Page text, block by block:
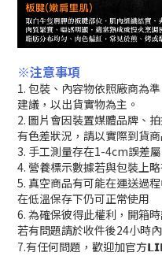
※注意事項
1. 包裝、內容物依照廠商為
建議，以出貨實物為主。
2. 圖片會因裝置媒體品牌、
有色差狀況，請以實際到貨商
3. 手工測量存在1-4cm誤差
4. 營養標示數據若與包裝上
5. 真空商品有可能在運送過
在低溫保存下仍可正常使用
6. 為確保彼得此權利，開箱
若有問題請於收件後24小時
7.有任何問題，歡迎加官方